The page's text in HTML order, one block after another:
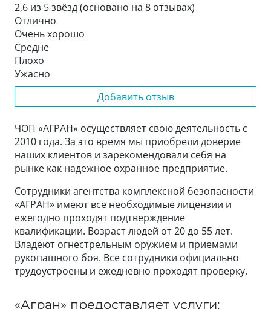
2,6 из 5 звёзд (основано на 8 отзывах)
Отлично
Очень хорошо
Средне
Плохо
Ужасно
Добавить отзыв
ЧОП «АГРАН» осуществляет свою деятельность с
2010 года. За это время мы приобрели доверие
наших клиентов и зарекомендовали себя на
рынке как надежное охранное предприятие.
Сотрудники агентства комплексной безопасности
«АГРАН» имеют все необходимые лицензии и
ежегодно проходят подтверждение
квалификации. Возраст людей от 20 до 55 лет.
Владеют огнестрельным оружием и приемами
рукопашного боя. Все сотрудники официально
трудоустроены и ежедневно проходят проверку.
«Агран» предоставляет услуги: